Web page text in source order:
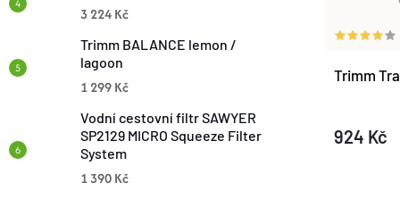
3 224 Kč
Trimm BALANCE lemon /
lagoon
1 299 Kč
Vodní cestovní filtr SAWYER
SP2129 MICRO Squeeze Filter
System
1 390 Kč
O
D
K
R
O
D
Trimm
924 Kč